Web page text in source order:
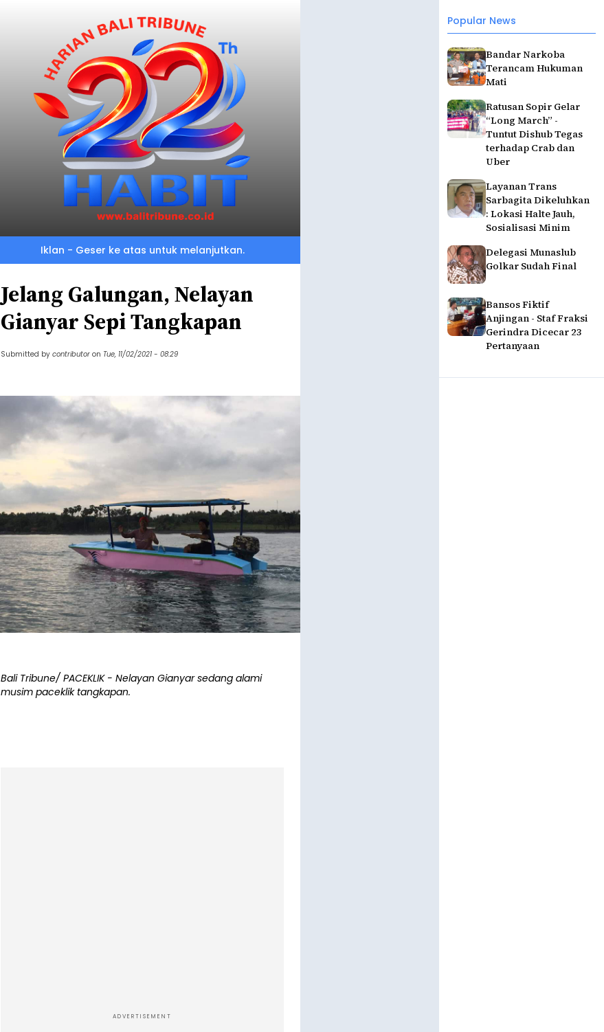
Popular News
Bandar Narkoba
Terancam Hukuman
Mati
Ratusan Sopir Gelar
“Long March” -
Tuntut Dishub Tegas
terhadap Crab dan
Uber
Layanan Trans
Sarbagita Dikeluhkan
: Lokasi Halte Jauh,
Sosialisasi Minim
Delegasi Munaslub
Golkar Sudah Final
Bansos Fiktif
Anjingan - Staf Fraksi
Gerindra Dicecar 23
Pertanyaan
Iklan - Geser ke atas untuk melanjutkan.
Jelang Galungan, Nelayan
Gianyar Sepi Tangkapan
Submitted by contributor on Tue, 11/02/2021 - 08:29
Bali Tribune/ PACEKLIK - Nelayan Gianyar sedang alami
musim paceklik tangkapan.
ADVERTISEMENT